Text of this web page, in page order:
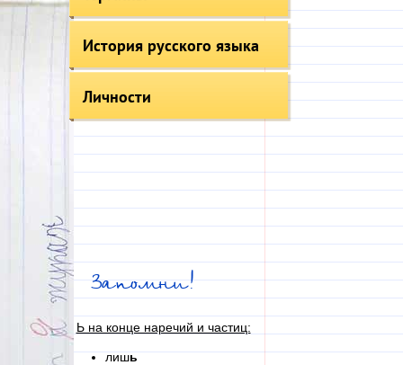
История русского языка
Личности
Запомни!
Ь на конце наречий и частиц:
лишь